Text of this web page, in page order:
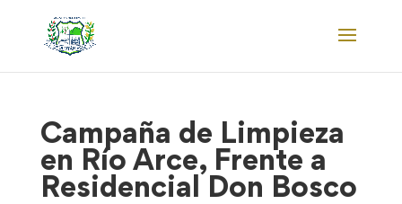
Campaña de Limpieza
en Río Arce, Frente a
Residencial Don Bosco